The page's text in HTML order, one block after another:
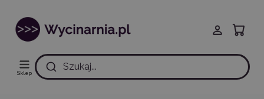
Sklep
Szukaj...